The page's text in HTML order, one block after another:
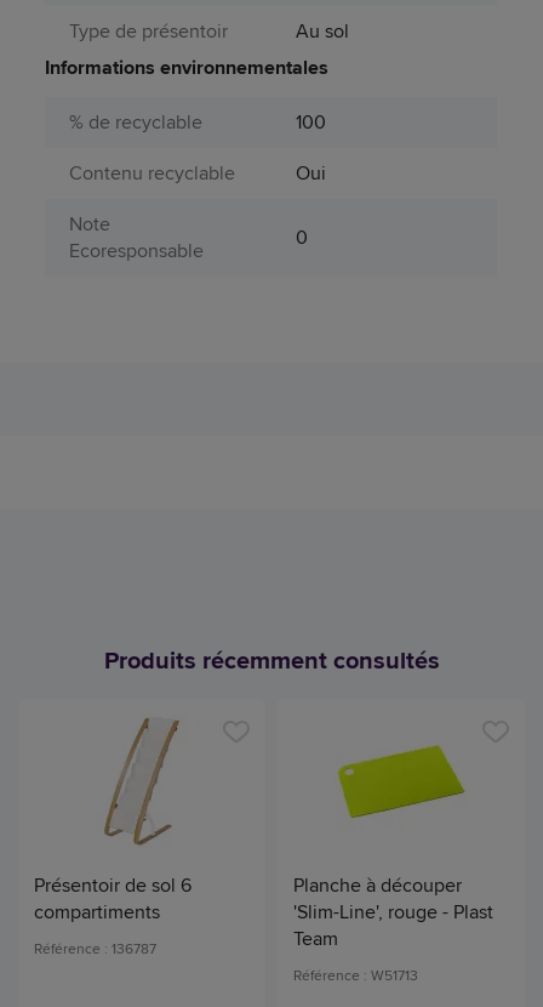
Type de présentoir
Au sol
Informations environnementales
% de recyclable
100
Contenu recyclable
Oui
Note
Ecoresponsable
0
Produits récemment consultés
Présentoir de sol 6
compartiments
Référence : 136787
Planche à découper
'Slim-Line', rouge - Plast
Team
Référence : W51713